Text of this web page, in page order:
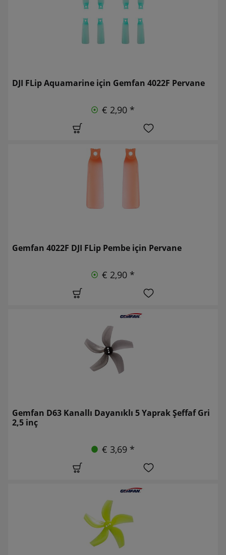
DJI FLip Aquamarine için Gemfan 4022F Pervane
€ 2,90 *
Gemfan 4022F DJI FLip Pembe için Pervane
€ 2,90 *
Gemfan D63 Kanallı Dayanıklı 5 Yaprak Şeffaf Gri
2,5 inç
€ 3,69 *